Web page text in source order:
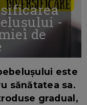
-
de
este
sănătatea sa.
gradual,